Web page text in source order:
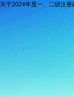
关于2024年度一、二级注